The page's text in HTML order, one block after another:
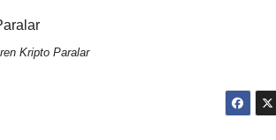
Kripto Paralar